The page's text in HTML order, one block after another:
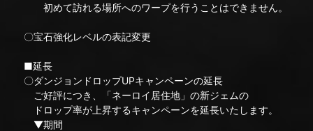
初めて訪れる場所へのワープを行うことはできません。
〇宝石強化レベルの表記変更
■延長
〇ダンジョンドロップUPキャンペーンの延長
ご好評につき、「ネーロイ居住地」の新ジェムの
ドロップ率が上昇するキャンペーンを延長いたします。
▼期間